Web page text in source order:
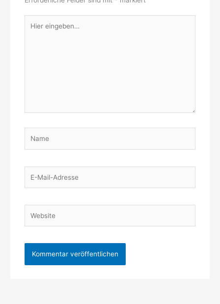
eingeben…
Mail-